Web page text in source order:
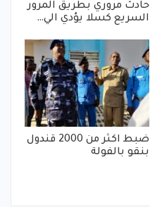
حادث مروري بطريق المرور
السريع كسلا يؤدي الي…
ضبط اكثر من 2000 قندول
بنقو بالفولة